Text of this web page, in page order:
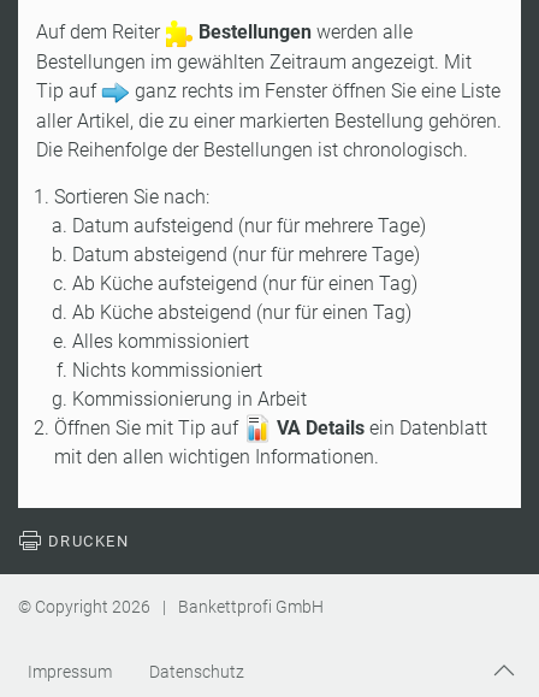
Auf dem Reiter Bestellungen werden alle
Bestellungen im gewählten Zeitraum angezeigt. Mit
Tip auf
ganz rechts im Fenster öffnen Sie eine Liste
aller Artikel, die zu einer markierten Bestellung gehören.
Die Reihenfolge der Bestellungen ist chronologisch.
Sortieren Sie nach:
Datum aufsteigend (nur für mehrere Tage)
Datum absteigend (nur für mehrere Tage)
Ab Küche aufsteigend (nur für einen Tag)
Ab Küche absteigend (nur für einen Tag)
Alles kommissioniert
Nichts kommissioniert
Kommissionierung in Arbeit
Öffnen Sie mit Tip auf
VA Details ein Datenblatt
mit den allen wichtigen Informationen.
DRUCKEN
© Copyright 2026 | Bankettprofi GmbH
Impressum Datenschutz